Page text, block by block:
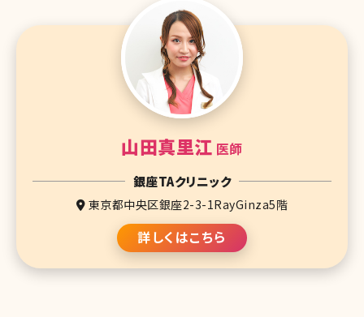
山田真里江 医師
銀座TAクリニック
東京都中央区銀座2-3-1RayGinza5階
詳しくはこちら